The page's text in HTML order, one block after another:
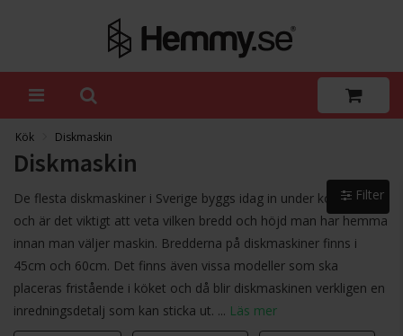
Kök Diskmaskin
Diskmaskin
De flesta diskmaskiner i Sverige byggs idag in under köksbänken
och är det viktigt att veta vilken bredd och höjd man har hemma
innan man väljer maskin. Bredderna på diskmaskiner finns i
45cm och 60cm. Det finns även vissa modeller som ska
placeras fristående i köket och då blir diskmaskinen verkligen en
inredningsdetalj som kan sticka ut. ... Läs mer
Filter